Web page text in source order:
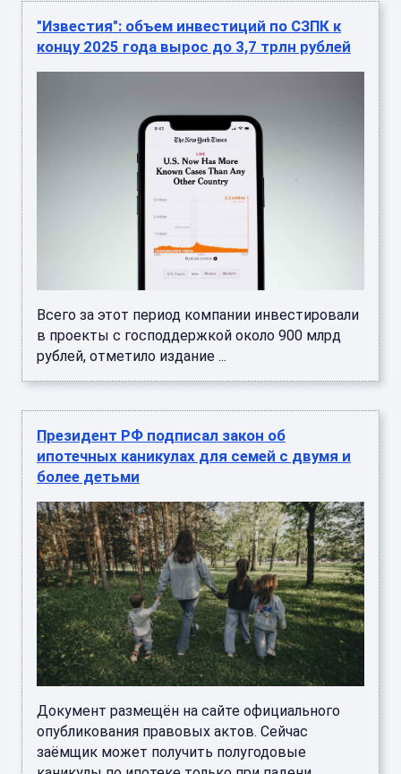
"Известия": объем инвестиций по СЗПК к
концу 2025 года вырос до 3,7 трлн рублей
Всего за этот период компании инвестировали
в проекты с господдержкой около 900 млрд
рублей, отметило издание ...
Президент РФ подписал закон об
ипотечных каникулах для семей с двумя и
более детьми
Документ размещён на сайте официального
опубликования правовых актов. Сейчас
заёмщик может получить полугодовые